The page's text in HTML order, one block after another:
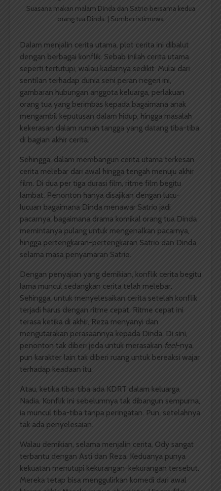
Suasana makan malam Dinda dan Satrio bersama kedua
orang tua Dinda. | Sumber istimewa
Dalam menjalin cerita utama, plot cerita ini dibalut
dengan berbagai konflik. Sebab inilah cerita utama
seperti tertutupi, walau kadarnya sedikit. Mulai dari
sentilan terhadap dunia seni peran negeri ini,
gambaran hubungan anggota keluarga, perlakuan
orang tua yang berimbas kepada bagaimana anak
mengambil keputusan dalam hidup, hingga masalah
kekerasan dalam rumah tangga yang datang tiba-tiba
di bagian akhir cerita.
Sehingga, dalam membangun cerita utama terkesan
cerita melebar dari awal hingga tengah menuju akhir
film. Di dua per tiga durasi film, ritme film begitu
lambat. Penonton hanya disajikan dengan lucu-
lucuan bagaimana Dinda menawar Satrio jadi
pacarnya, bagaimana drama komikal orang tua Dinda
memintanya pulang untuk mengenalkan pacarnya,
hingga pertengkaran-pertengkaran Satrio dan Dinda
selama masa penyamaran Satrio.
Dengan penyajian yang demikian, konflik cerita begitu
lama muncul sedangkan cerita telah melebar.
Sehingga, untuk menyelesaikan cerita setelah konflik
terjadi harus dengan ritme cepat. Ritme cepat ini
terasa ketika di akhir, Reza menyanyi dan
mengutarakan perasaannya kepada Dinda. Di sini,
penonton tak diberi jeda untuk merasakan feel-nya,
pun karakter lain tak diberi ruang untuk bereaksi wajar
terhadap keadaan itu.
Atau, ketika tiba-tiba ada KDRT dalam keluarga
Nadia. Konflik ini sebelumnya tak dibangun sempurna,
ia muncul tiba-tiba tanpa peringatan. Pun, setelahnya
tak ada penyelesaian.
Walau demikian, selama menjalin cerita, Ody sangat
terbantu dengan Asti dan Reza. Keduanya punya
kekuatan menutupi kekurangan-kekurangan tersebut.
Mereka tetap bisa menggulirkan komedi dari awal